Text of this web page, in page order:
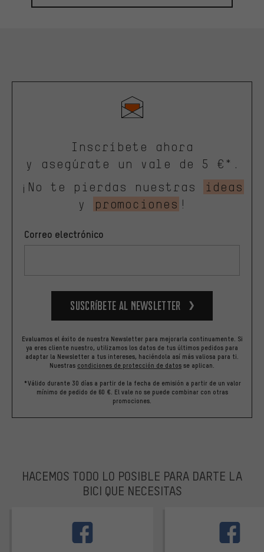
Inscríbete ahora
y asegúrate un vale de 5 €*.
¡No te pierdas nuestras
ideas
y
promociones !
Correo electrónico
Suscríbete al newsletter
Evaluamos el éxito de nuestra Newsletter para mejorarla continuamente. Si
ya eres cliente nuestro, utilizamos los datos de tus últimos pedidos para
adaptar la Newsletter a tus intereses, haciéndola así más valiosa para ti.
Nuestras condiciones de protección de datos se aplican.
*Válido durante 30 días a partir de la fecha de emisión a partir de un valor
mínimo de pedido de 60 €. El vale no se puede combinar con otras
promociones.
HACEMOS TODO LO POSIBLE PARA DARTE LA
BICI QUE NECESITAS